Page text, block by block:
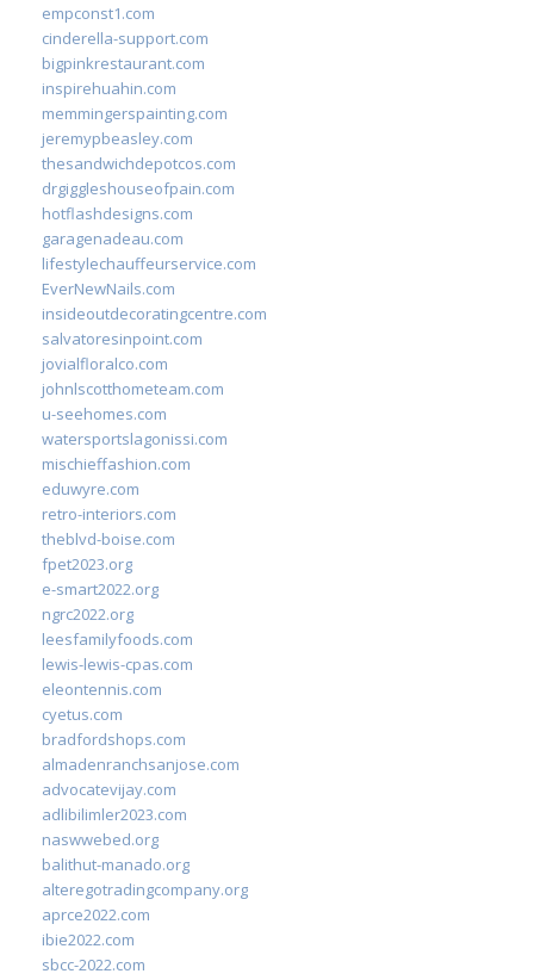
empconst1.com
cinderella-support.com
bigpinkrestaurant.com
inspirehuahin.com
memmingerspainting.com
jeremypbeasley.com
thesandwichdepotcos.com
drgiggleshouseofpain.com
hotflashdesigns.com
garagenadeau.com
lifestylechauffeurservice.com
EverNewNails.com
insideoutdecoratingcentre.com
salvatoresinpoint.com
jovialfloralco.com
johnlscotthometeam.com
u-seehomes.com
watersportslagonissi.com
mischieffashion.com
eduwyre.com
retro-interiors.com
theblvd-boise.com
fpet2023.org
e-smart2022.org
ngrc2022.org
leesfamilyfoods.com
lewis-lewis-cpas.com
eleontennis.com
cyetus.com
bradfordshops.com
almadenranchsanjose.com
advocatevijay.com
adlibilimler2023.com
naswwebed.org
balithut-manado.org
alteregotradingcompany.org
aprce2022.com
ibie2022.com
sbcc-2022.com